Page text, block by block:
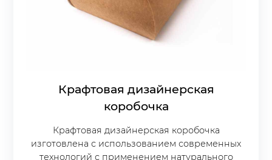
Крафтовая дизайнерская
коробочка
Крафтовая дизайнерская коробочка
изготовлена с использованием современных
технологий с применением натурального